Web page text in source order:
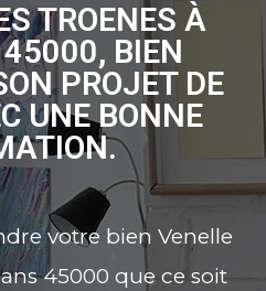
TROENES À
BIEN
PROJET DE
UNE BONNE
votre bien Venelle
45000 que ce soit